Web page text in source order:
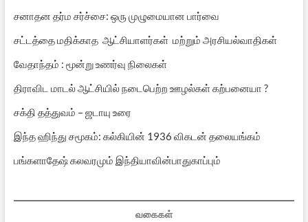
சனாதன தர்ம சர்ச்சை: ஒரு முழுமையான பார்வை
சட்டத்தை மதிக்காத ஆட்சியாளர்கள் மற்றும் அரசியல்வாதிகள்
வேதாந்தம் : மூன்று உணர்வு நிலைகள்
திராவிட மாடல் ஆட்சியில் நடைபெற்ற ஊழல்கள் கற்பனையா ?
சக்தி தத்துவம் – ஜடாயு உரை
இந்த ஹிந்து சமூகம்: கல்கியின் 1936 விகடன் தலையங்கம்
பங்களாதேஷ் கலவரமும் இந்தியாவின்பாதுகாப்பும்
வகைகள்